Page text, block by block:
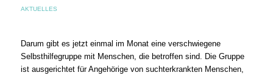
AKTUELLES
Darum gibt es jetzt einmal im Monat eine verschwiegene
Selbsthilfegruppe mit Menschen, die betroffen sind. Die Gruppe
ist ausgerichtet für Angehörige von suchterkrankten Menschen,